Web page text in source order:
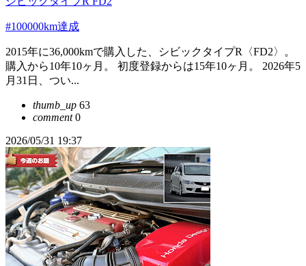
#100000km達成
2015年に36,000kmで購入した、シビックタイプR〈FD2〉。
購入から10年10ヶ月。 初度登録からは15年10ヶ月。 2026年5
月31日、つい...
thumb_up 63
comment0
2026/05/31 19:37